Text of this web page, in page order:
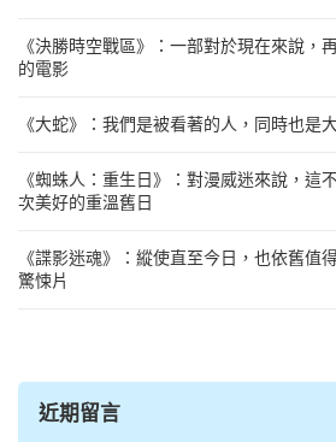
《決勝時空戰區》：一部對於現在來說，
的電影
《大蛇》：我們是被看著的人，同時也是
《蜘蛛人：重生日》：對漫威迷來說，這
次美好的重溫舊日
《諜影迷魂》：縱使直至今日，也依舊值
驚悚片
近期留言